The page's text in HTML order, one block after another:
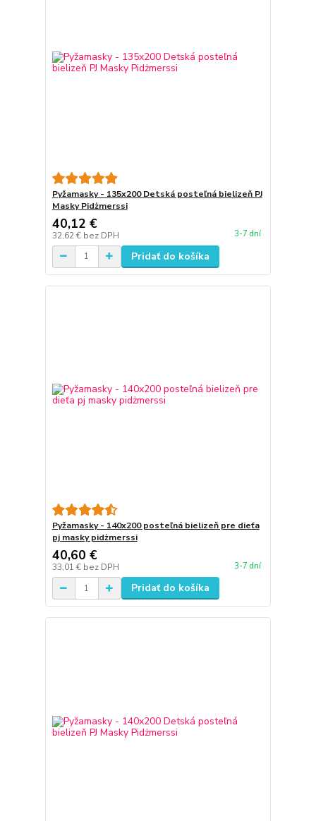
Pyžamasky - 135x200 Detská posteľná bielizeň PJ
Masky Pidżmerssi
40,12 €
32,62 € bez DPH 3-7 dní
Pridať do košíka
Pyžamasky - 140x200 posteľná bielizeň pre dieťa
pj masky pidżmerssi
40,60 €
33,01 € bez DPH 3-7 dní
Pridať do košíka